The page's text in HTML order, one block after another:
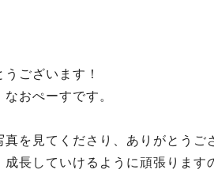
ございます！
おぺーすです。
を見てくださり、ありがとうご
長していけるように頑張ります